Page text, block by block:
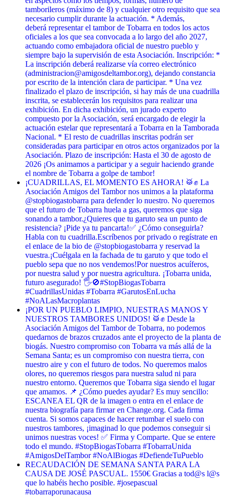
tamborileros (máximo de 8) y cualquier otro requisito que sea
necesario cumplir durante la actuación. * Además,
deberá representar el tambor de Tobarra en todos los actos
oficiales a los que sea convocada a lo largo del año 2027,
actuando como embajadora oficial de nuestro pueblo y
siempre bajo la supervisión de esta Asociación. Inscripción: *
La inscripción deberá realizarse vía correo electrónico
(administracion@amigosdeltambor.org), dejando constancia
por escrito de la intención clara de participar. * Una vez
finalizado el plazo de inscripción, si hay más de una cuadrilla
inscrita, se establecerán los requisitos para realizar una
exhibición. En dicha exhibición, un jurado experto
compuesto por la Asociación, será encargado de elegir la
actuación estelar que representará a Tobarra en la Tamborada
Nacional. * El resto de cuadrillas inscritas podrán ser
consideradas para participar en otros actos organizados por la
Asociación. Plazo de inscripción: Hasta el 30 de agosto de
2026 ¡Os animamos a participar y a seguir haciendo grande
el nombre de Tobarra a golpe de tambor!
¡CUADRILLAS, EL MOMENTO ES AHORA! 🥁✊ La
Asociación Amigos del Tambor nos unimos a la plataforma
@stopbiogastobarra para defender lo nuestro. No queremos
que el futuro de Tobarra huela a gas, queremos que siga
sonando a tambor. ​¿Quieres que tu garuto sea un punto de
resistencia? ¡Pide ya tu pancarta! ​✅ ¿Cómo conseguirla? ​
Habla con tu cuadrilla. ​Escríbenos por privado o regístrate en
el enlace de la bio de @stopbiogastobarra y reservad la
vuestra. ​¡Cuélgala en la fachada de tu garuto y que todo el
pueblo sepa que no nos vendemos! ​Por nuestros acuíferos,
por nuestra salud y por nuestra agricultura. ¡Tobarra unida,
futuro asegurado! 🖐️🚫 ​#StopBiogasTobarra
#CuadrillasUnidas #Tobarra #GarutosEnLucha
#NoALasMacroplantas
¡POR UN PUEBLO LIMPIO, NUESTRAS MANOS Y
NUESTROS TAMBORES UNIDOS! 🥁✊ Desde la
Asociación Amigos del Tambor de Tobarra, no podemos
quedarnos de brazos cruzados ante el proyecto de la planta de
biogás. Nuestro compromiso con Tobarra va más allá de la
Semana Santa; es un compromiso con nuestra tierra, con
nuestro aire y con el futuro de todos. No queremos malos
olores, no queremos riesgos para nuestra salud ni para
nuestro entorno. Queremos que Tobarra siga siendo el lugar
que amamos. 📌 ¿Cómo puedes ayudar? Es muy sencillo:
ESCANEA EL QR de la imagen o entra en el enlace de
nuestra biografía para firmar en Change.org. Cada firma
cuenta. Si somos capaces de hacer retumbar el suelo con
nuestros tambores, ¡imaginad lo que podemos conseguir si
unimos nuestras voces! ✅ Firma y Comparte. Que se entere
todo el mundo. #StopBiogasTobarra #TobarraUnida
#AmigosDelTambor #NoAlBiogas #DefiendeTuPueblo
RECAUDACIÓN DE SEMANA SANTA PARA LA
CAUSA DE JOSÉ PASCUAL. 1550€ Gracias a tod@s l@s
que lo habéis hecho posible. #josepascual
#tobarraporunacausa